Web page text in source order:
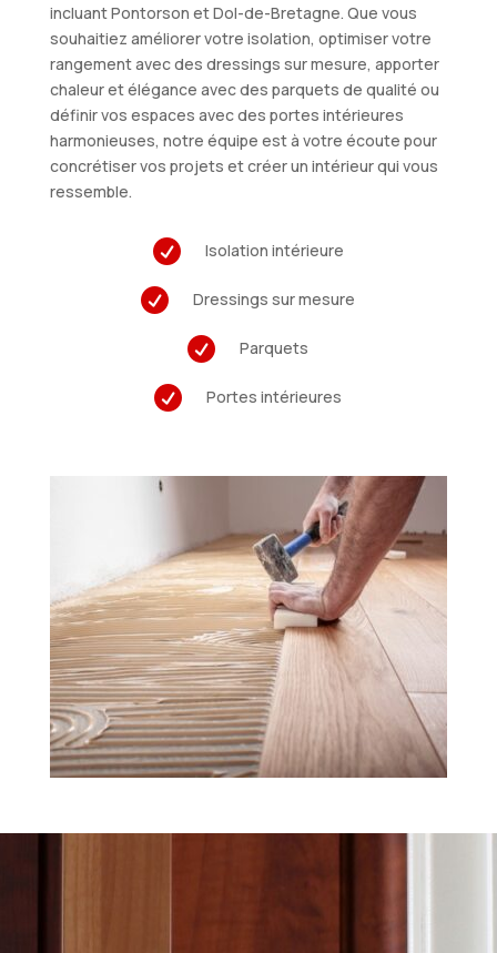
incluant Pontorson et Dol-de-Bretagne. Que vous
souhaitiez améliorer votre isolation, optimiser votre
rangement avec des dressings sur mesure, apporter
chaleur et élégance avec des parquets de qualité ou
définir vos espaces avec des portes intérieures
harmonieuses, notre équipe est à votre écoute pour
concrétiser vos projets et créer un intérieur qui vous
ressemble.
 Isolation intérieure
 Dressings sur mesure
 Parquets
 Portes intérieures